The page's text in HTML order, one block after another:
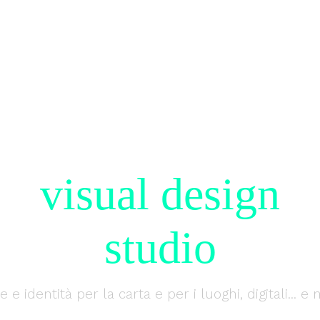
visual design
studio
e identità per la carta e per i luoghi, digitali... e